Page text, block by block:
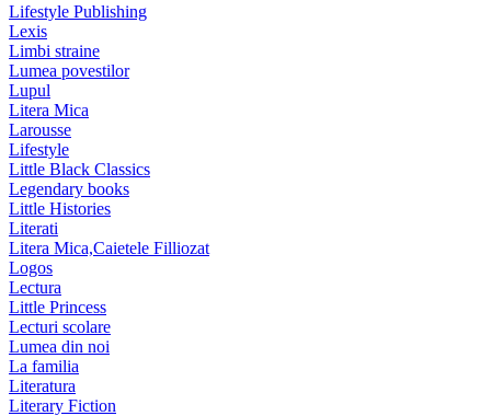
Lifestyle Publishing
Lexis
Limbi straine
Lumea povestilor
Lupul
Litera Mica
Larousse
Lifestyle
Little Black Classics
Legendary books
Little Histories
Literati
Litera Mica,Caietele Filliozat
Logos
Lectura
Little Princess
Lecturi scolare
Lumea din noi
La familia
Literatura
Literary Fiction